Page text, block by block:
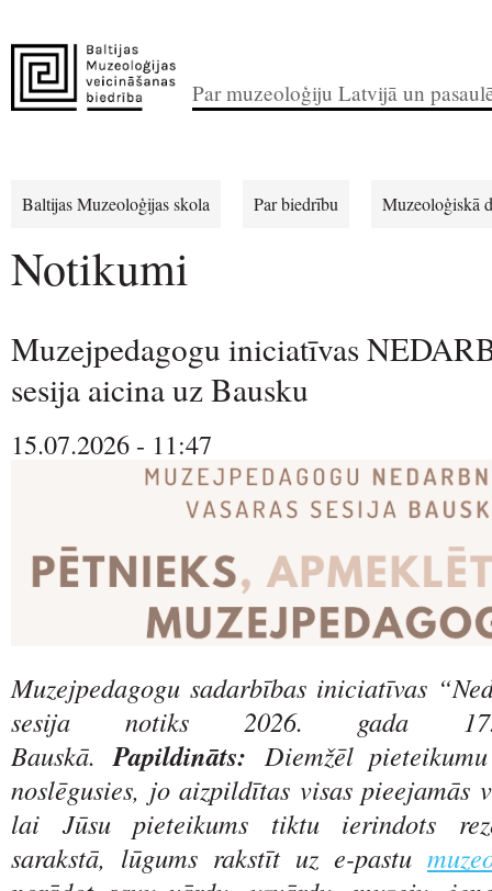
Par muzeoloģiju Latvijā un
Baltijas Muzeoloģijas skola Par biedrību Muzeoloģiskā
Notikumi
Muzejpedagogu iniciatīvas
sesija aicina uz Bausku
15.07.2026 - 11:47
Muzejpedagogu sadarbības iniciatīvas
sesija notiks 2026. gada
Bauskā.Papildināts: Diemžēl
noslēgusies, jo aizpildītas visas pieejamās
lai Jūsu pieteikums tiktu ierindots
sarakstā, lūgums rakstīt uz e-pastu